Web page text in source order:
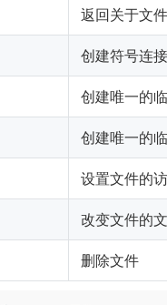
返回关于文
创建符号连接
创建唯一的
创建唯一的
设置文件的
改变文件的
删除文件